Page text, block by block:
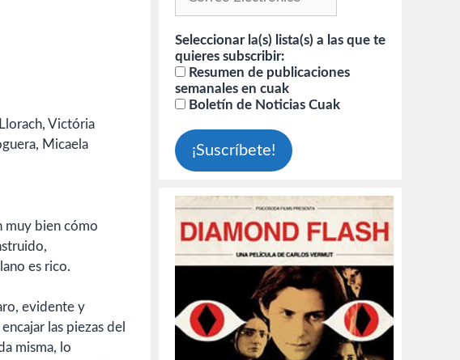
Victória
Micaela
muy bien cómo
es rico.
evidente y
las piezas del
misma, lo
Seleccionar la(s) lista(s) a las que te
quieres subscribir:
Resumen de publicaciones
semanales en cuak
Boletín de Noticias Cuak